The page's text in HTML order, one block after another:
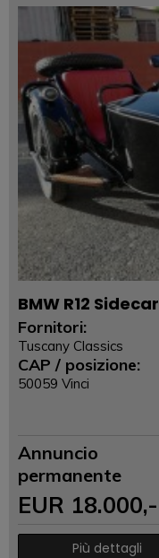
BMW R12 Sidecar
Fornitori:
Tuscany Classics
CAP / posizione:
50059 Vinci
Annuncio
permanente
EUR 18.000,-
Più dettagli